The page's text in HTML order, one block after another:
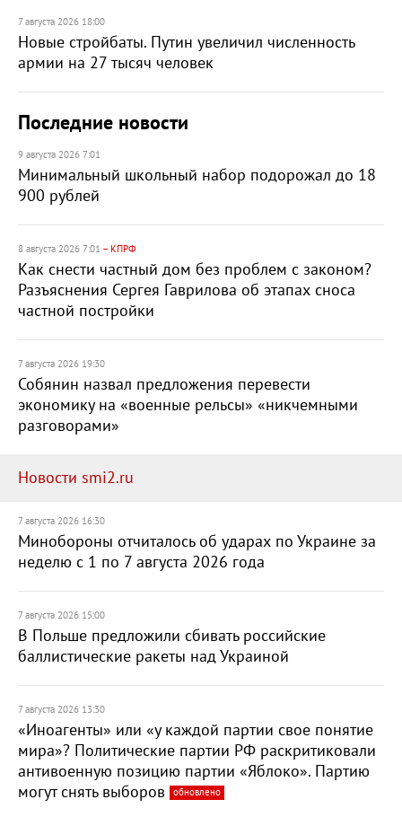
7 августа 2026 18:00
Новые стройбаты. Путин увеличил численность
армии на 27 тысяч человек
Последние новости
9 августа 2026 7:01
Минимальный школьный набор подорожал до 18
900 рублей
8 августа 2026 7:01 – КПРФ
Как снести частный дом без проблем с законом?
Разъяснения Сергея Гаврилова об этапах сноса
частной постройки
7 августа 2026 19:30
Собянин назвал предложения перевести
экономику на «военные рельсы» «никчемными
разговорами»
Новости smi2.ru
7 августа 2026 16:30
Минобороны отчиталось об ударах по Украине за
неделю с 1 по 7 августа 2026 года
7 августа 2026 15:00
В Польше предложили сбивать российские
баллистические ракеты над Украиной
7 августа 2026 13:30
«Иноагенты» или «у каждой партии свое понятие
мира»? Политические партии РФ раскритиковали
антивоенную позицию партии «Яблоко». Партию
могут снять выборов
обновлено